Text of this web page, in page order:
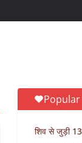
Popular
शिव से जुड़ी 13